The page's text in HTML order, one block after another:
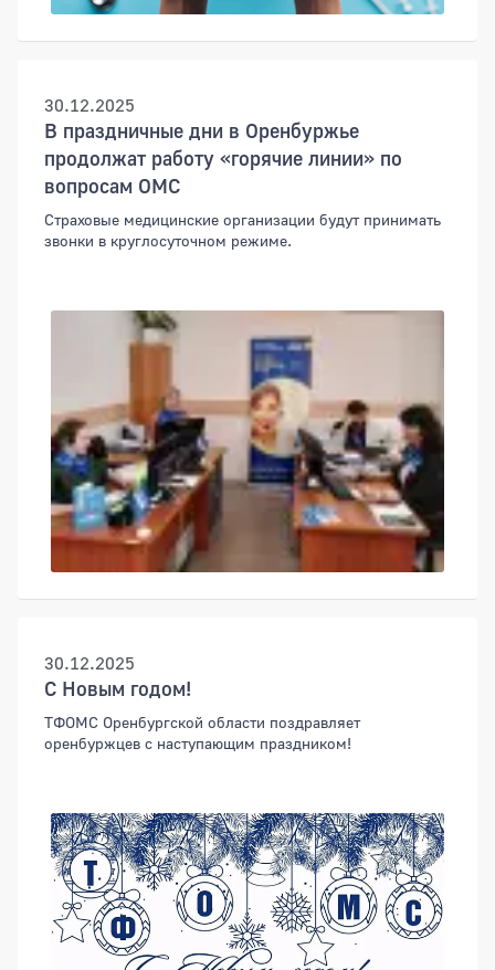
30.12.2025
В праздничные дни в Оренбуржье
продолжат работу «горячие линии» по
вопросам ОМС
Страховые медицинские организации будут принимать
звонки в круглосуточном режиме.
30.12.2025
C Новым годом!
ТФОМС Оренбургской области поздравляет
оренбуржцев с наступающим праздником!